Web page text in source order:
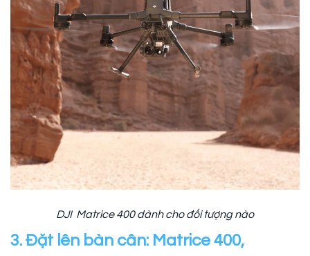
DJI Matrice 400 dành cho đối tượng nào
3. Đặt lên bàn cân: Matrice 400,